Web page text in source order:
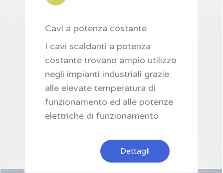
Cavi a potenza costante
I cavi scaldanti a potenza
costante trovano ampio utilizzo
negli impianti industriali grazie
alle elevate temperatura di
funzionamento ed alle potenze
elettriche di funzionamento
Dettagli